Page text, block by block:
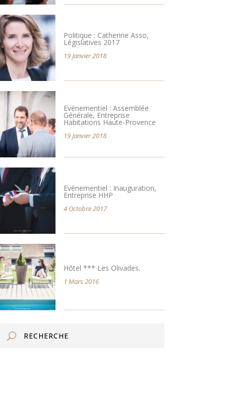
Politique : Catherine Asso,
Législatives 2017
19 Janvier 2018
Evénementiel : Assemblée
Générale, Entreprise
Habitations Haute-Provence
19 Janvier 2018
Evénementiel : Inauguration,
Entreprise HHP
4 Octobre 2017
Hôtel *** Les Olivades.
1 Mars 2016